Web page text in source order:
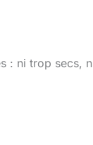
: ni trop secs,